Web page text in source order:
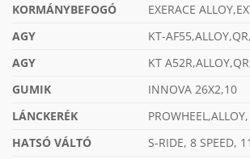
KORMÁNYBEFOGÓ
EXERACE
AGY
KT-
AGY
KT
GUMIK
INNOVA 26X2,10
LÁNCKERÉK
HATSÓ VÁLTÓ
S-RIDE, 8 SPEED,